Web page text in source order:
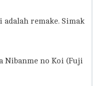
remake. Simak
Nibanme no Koi (Fuji